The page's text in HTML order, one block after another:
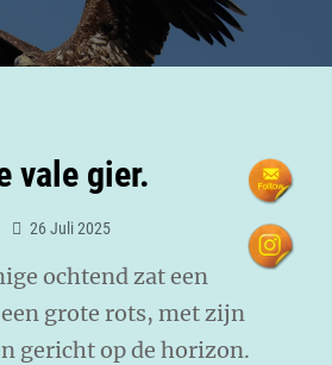
vale gier.
26 Juli 2025
ochtend zat een
grote rots, met zijn
gericht op de horizon.